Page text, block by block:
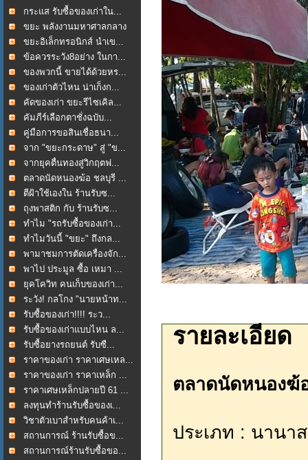
กระแส รับซื้อของเก่าใน...
ขยะ พลังงานมหาศาลกลาง
ใ...
ขยะอิเล็กทรอนิกส์ นำเข...
ข้อควรระวัง8อย่าง ในกา...
ของพวกนี้ ขายได้ด้วยหร...
ของเก่าตัวไหน น่าเก็งก...
คัดของเก่า ขยะรีไซเคิล...
คัมภีร์เลือกตาชั่งฉบับ...
คู่มือการขอสินเชื่อธนา...
จาก "ขยะกระดาษ" สู่ "ข...
จากยุคตื่นทองสู่วิกฤตฟ...
ตลาดนัดหนองฆ้อ ชลบุรี ...
ตีฝ้าใช้เองใน ร้านรับซ...
ถุงพาสติก กับ ร้านรับซ...
ทำไม "รถรับซื้อของเก่า...
ทำไมวันนี้ "ขยะ" ถึงกล...
พามาชมการตัดเครื่องจัก...
พาไป ประมูล ซื้อ เหมา ...
ยุคโควิท คนเก็บของเก่า...
ระวัง! กลโกง "นายหน้าท...
รับซื้อของเก่า!!!! ระว...
รับซื้อของเก่าแบบไหน ล...
รับซื้อยางรถยนต์ รับซื...
ราคาของเก่า ราคาเศษเหล...
ราคาของเก่า ราคาเหล็ก ...
ราคาเศษเหล็กปลายปี 61 ...
ลงทุนทำร้านรับซื้อของเ...
วิชาตัวเบาสำหรับคนค้าเ...
สถานการณ์ ร้านรับซื้อข...
สถานการณ์ร้านรับซื้อขอ...
รายละเอียด
ตลาดนัดหนองฆ้
ประเภท : นานา